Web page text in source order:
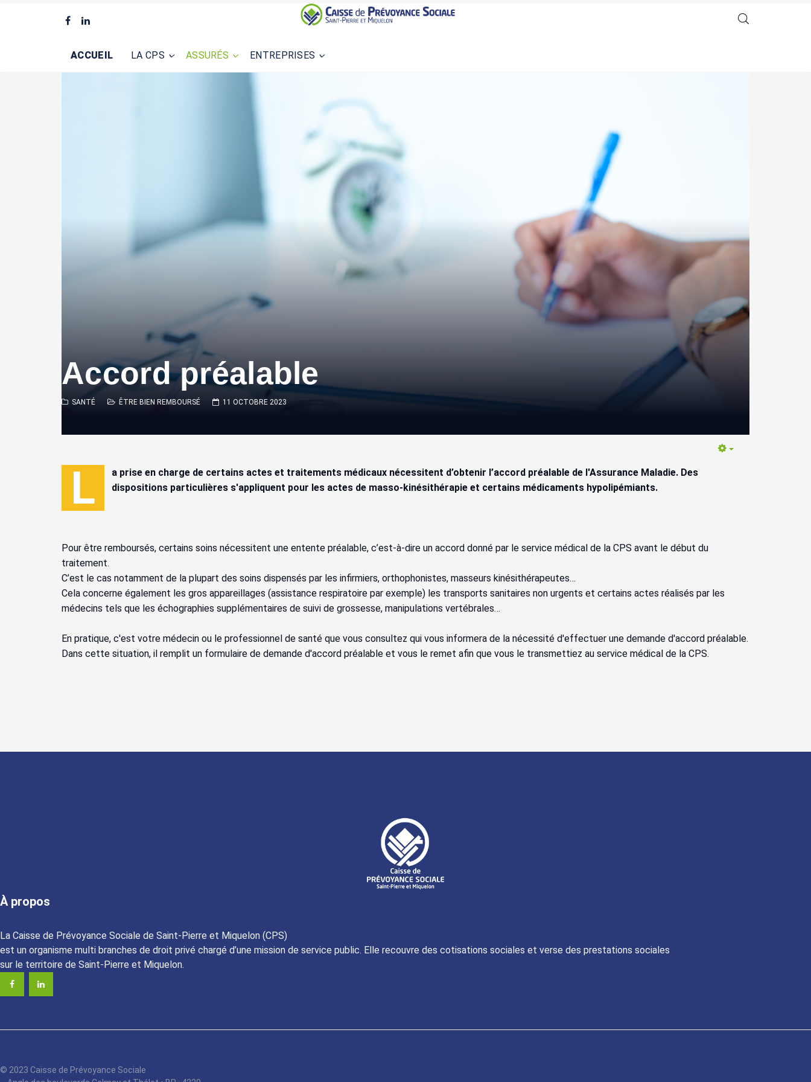
ACCUEIL LA CPS ASSURÉS ENTREPRISES
Accord préalable
SANTÉ ÊTRE BIEN REMBOURSÉ 11 OCTOBRE 2023
L
a prise en charge de certains actes et traitements médicaux nécessitent d’obtenir l’accord préalable de l'Assurance Maladie. Des
dispositions particulières s'appliquent pour les actes de masso-kinésithérapie et certains médicaments hypolipémiants.
Pour être remboursés, certains soins nécessitent une entente préalable, c’est-à-dire un accord donné par le service médical de la CPS avant le début du
traitement.
C’est le cas notamment de la plupart des soins dispensés par les infirmiers, orthophonistes, masseurs kinésithérapeutes…
Cela concerne également les gros appareillages (assistance respiratoire par exemple) les transports sanitaires non urgents et certains actes réalisés par les
médecins tels que les échographies supplémentaires de suivi de grossesse, manipulations vertébrales…
En pratique, c'est votre médecin ou le professionnel de santé que vous consultez qui vous informera de la nécessité d'effectuer une demande d'accord préalable.
Dans cette situation, il remplit un formulaire de demande d'accord préalable et vous le remet afin que vous le transmettiez au service médical de la CPS.
À propos
La Caisse de Prévoyance Sociale de Saint-Pierre et Miquelon (CPS)
est un organisme multi branches de droit privé chargé d’une mission de service public. Elle recouvre des cotisations sociales et verse des prestations sociales
sur le territoire de Saint-Pierre et Miquelon.
© 2023 Caisse de Prévoyance Sociale